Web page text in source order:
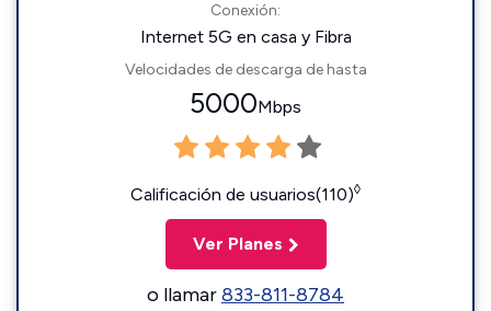
Conexión:
Internet 5G en casa y Fibra
Velocidades de descarga de hasta
5000Mbps
Calificación de usuarios(110)◊
Ver Planes
o llamar833-811-8784